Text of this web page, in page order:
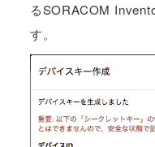
るSORACOM
す。